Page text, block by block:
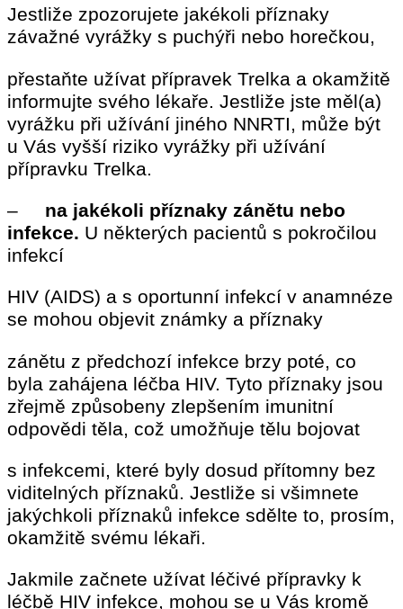
Jestliže zpozorujete jakékoli příznaky
závažné vyrážky s puchýři nebo horečkou,
přestaňte užívat přípravek Trelka a okamžitě
informujte svého lékaře. Jestliže jste měl(a)
vyrážku při užívání jiného NNRTI, může být
u Vás vyšší riziko vyrážky při užívání
přípravku Trelka.
– na jakékoli příznaky zánětu nebo
infekce. U některých pacientů s pokročilou
infekcí
HIV (AIDS) a s oportunní infekcí v anamnéze
se mohou objevit známky a příznaky
zánětu z předchozí infekce brzy poté, co
byla zahájena léčba HIV. Tyto příznaky jsou
zřejmě způsobeny zlepšením imunitní
odpovědi těla, což umožňuje tělu bojovat
s infekcemi, které byly dosud přítomny bez
viditelných příznaků. Jestliže si všimnete
jakýchkoli příznaků infekce sdělte to, prosím,
okamžitě svému lékaři.
Jakmile začnete užívat léčivé přípravky k
léčbě HIV infekce, mohou se u Vás kromě